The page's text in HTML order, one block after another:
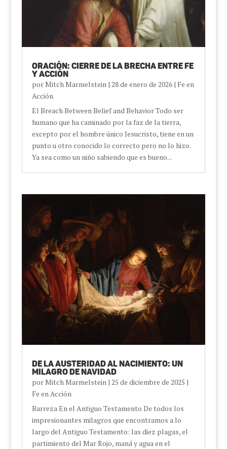
Oración: Cierre de la brecha entre fe
y acción
porMitch Marmelstein| 28 de enero de 2026| Fe en
Acción
El Breach Between Belief and Behavior Todo ser
humano que ha caminado por la faz de la tierra,
excepto por el hombre único Jesucristo, tiene en un
punto u otro conocido lo correcto pero no lo hizo.
Ya sea como un niño sabiendo que es bueno...
De la austeridad al nacimiento: un
milagro de Navidad
porMitch Marmelstein | 25 de diciembre de 2025 |
Fe en Acción
Barreza En el Antiguo Testamento De todos los
impresionantes milagros que encontramos a lo
largo del Antiguo Testamento: las diez plagas, el
partimiento del Mar Rojo, maná y agua en el